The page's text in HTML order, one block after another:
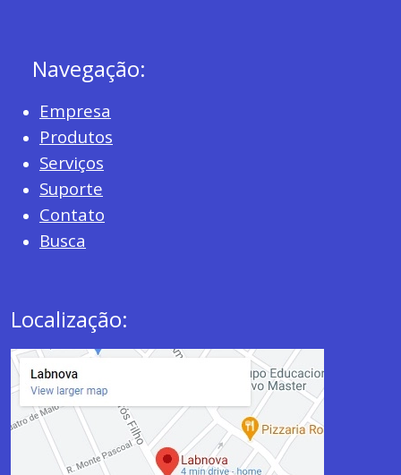
Navegação:
Empresa
Produtos
Serviços
Suporte
Contato
Busca
Localização: